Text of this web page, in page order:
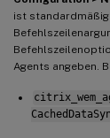
ist
Agents angeben.